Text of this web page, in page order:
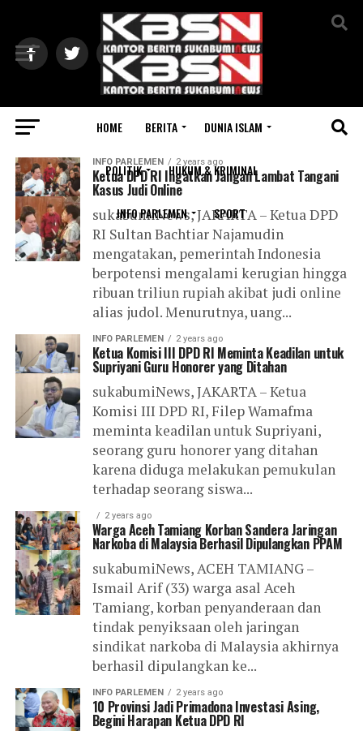
HOME BERITA DUNIA ISLAM
POLITIK HUKUM & KRIMINAL
INFO PARLEMEN SPORT
All posts tagged "DPD RI"
INFO PARLEMEN 2 years ago
Ketua DPD RI Ingatkan Jangan Lambat Tangani
Kasus Judi Online
sukabumiNews, JAKARTA – Ketua DPD
RI Sultan Bachtiar Najamudin
mengatakan, pemerintah Indonesia
berpotensi mengalami kerugian hingga
ribuan triliun rupiah akibat judi online
alias judol. Menurutnya, uang...
INFO PARLEMEN 2 years ago
Ketua Komisi III DPD RI Meminta Keadilan untuk
Supriyani Guru Honorer yang Ditahan
sukabumiNews, JAKARTA – Ketua
Komisi III DPD RI, Filep Wamafma
meminta keadilan untuk Supriyani,
seorang guru honorer yang ditahan
karena diduga melakukan pemukulan
terhadap seorang siswa...
2 years ago
Warga Aceh Tamiang Korban Sandera Jaringan
Narkoba di Malaysia Berhasil Dipulangkan PPAM
sukabumiNews, ACEH TAMIANG –
Ismail Arif (33) warga asal Aceh
Tamiang, korban penyanderaan dan
tindak penyiksaan oleh jaringan
sindikat narkoba di Malaysia akhirnya
berhasil dipulangkan ke...
INFO PARLEMEN 2 years ago
10 Provinsi Jadi Primadona Investasi Asing,
Begini Harapan Ketua DPD RI
Exit mobile version